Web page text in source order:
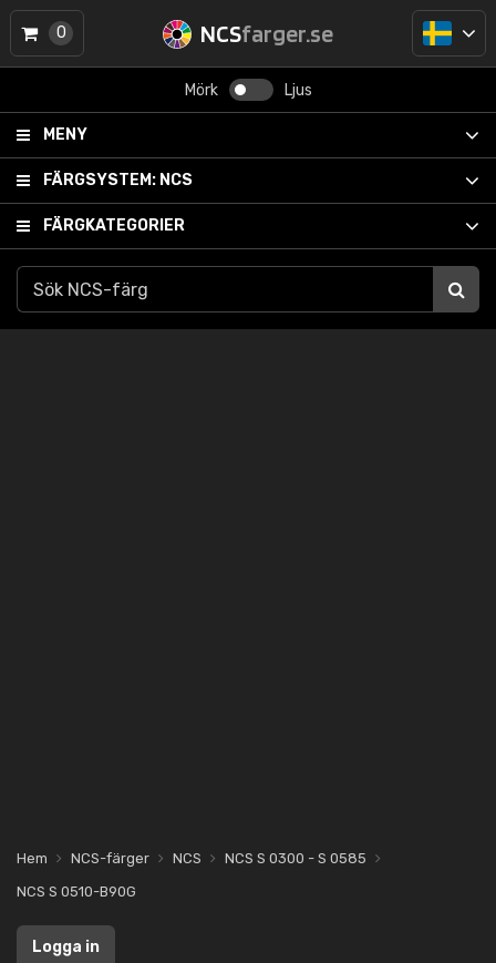
NCSfarger.se
Mörk Ljus
MENY
FÄRGSYSTEM: NCS
FÄRGKATEGORIER
0
Hem NCS-färger NCS
NCS S 0300 - S 0585
NCS S 0510-B90G
Logga in